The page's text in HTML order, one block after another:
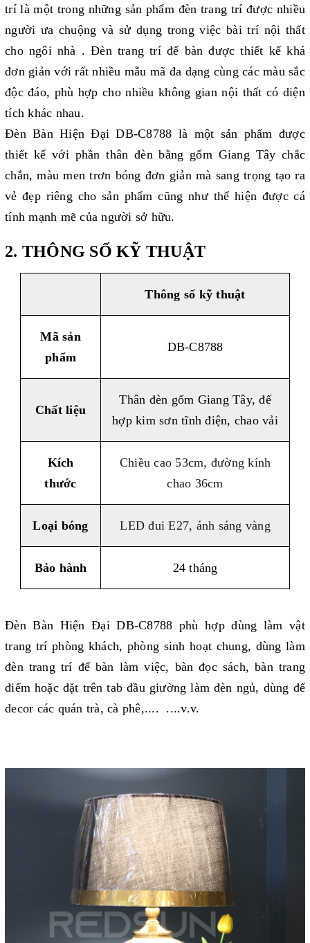
trí là một trong những sản phẩm đèn trang trí được nhiều
người ưa chuộng và sử dụng trong việc bài trí nội thất
cho ngôi nhà . Đèn trang trí để bàn được thiết kế khá
đơn giản với rất nhiều mẫu mã đa dạng cùng các màu sắc
độc đáo, phù hợp cho nhiều không gian nội thất có diện
tích khác nhau.
Đèn Bàn Hiện Đại DB-C8788 là một sản phẩm được
thiết kế với phần thân đèn bằng gốm Giang Tây chắc
chắn, màu men trơn bóng đơn giản mà sang trọng tạo ra
vẻ đẹp riêng cho sản phẩm cũng như thể hiện được cá
tính mạnh mẽ của người sở hữu.
2. THÔNG SỐ KỸ THUẬT
Thông số kỹ thuật
Mã sản
phẩm
DB-C8788
Chất liệu
Thân đèn gốm Giang Tây, đế
hợp kim sơn tĩnh điện, chao vải
Kích
thước
Chiều cao 53cm, đường kính
chao 36cm
Loại bóng LED đui E27, ánh sáng vàng
Bảo hành 24 tháng
Đèn Bàn Hiện Đại DB-C8788 phù hợp dùng làm vật
trang trí phòng khách, phòng sinh hoạt chung, dùng làm
đèn trang trí để bàn làm việc, bàn đọc sách, bàn trang
điểm hoặc đặt trên tab đầu giường làm đèn ngủ, dùng để
decor các quán trà, cà phê,.... ....v.v.